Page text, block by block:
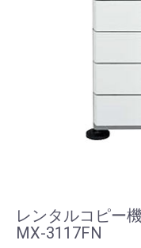
レンタルコピー
MX-3117FN